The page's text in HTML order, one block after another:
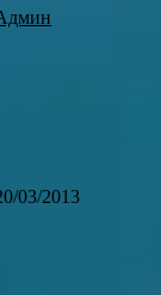
03/2013